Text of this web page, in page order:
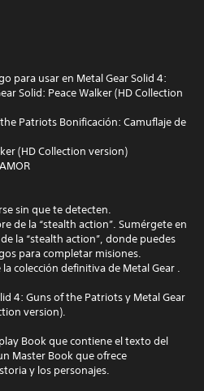
para usar en Metal Gear Solid 4:
Solid: Peace Walker (HD Collection
Patriots Bonificación: Camuflaje de
(HD Collection version)
sin que te detecten.
de la “stealth action”. Sumérgete en
la “stealth action”, donde puedes
para completar misiones.
colección definitiva de Metal Gear .
4: Guns of the Patriots y Metal Gear
version).
Book que contiene el texto del
Master Book que ofrece
y los personajes.